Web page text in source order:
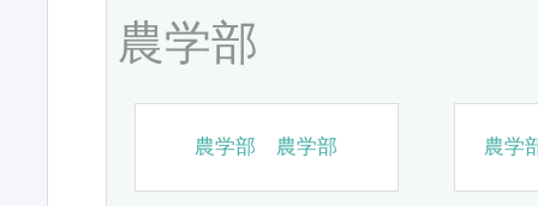
農学部
農学部 農学部 農学